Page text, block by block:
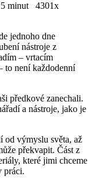
minut
4301x
jednoho dne
nástroje z
– vrtacím
to není každodenní
předkové zanechali.
a nástroje, jako je
od výmyslu světa, až
překvapit. Část z
které jimi chceme
práci.